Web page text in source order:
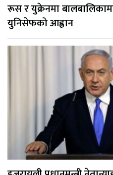
रूस र युक्रेनमा
युनिसेफको आह्वान